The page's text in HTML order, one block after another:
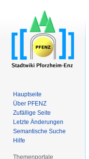
Hauptseite
Über PFENZ
Zufällige Seite
Letzte Änderungen
Semantische Suche
Hilfe
Themenportale